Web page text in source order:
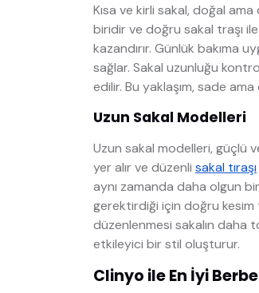
Kısa ve kirli sakal, doğal
biridir ve doğru sakal traşı
kazandırır. Günlük bakıma
sağlar. Sakal uzunluğu
edilir. Bu yaklaşım, sade
Uzun Sakal Modelleri
Uzun sakal modelleri, güçlü
yer alır ve düzenli sakal tıraşı
aynı zamanda daha olgun
gerektirdiği için doğru kesim
düzenlenmesi sakalın daha
etkileyici bir stil oluşturur.
Clinyo ile En İyi